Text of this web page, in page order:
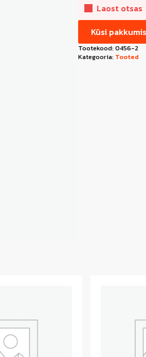
Laost otsas
Küsi
Tootekood:0456-2
Kategooria: Tooted